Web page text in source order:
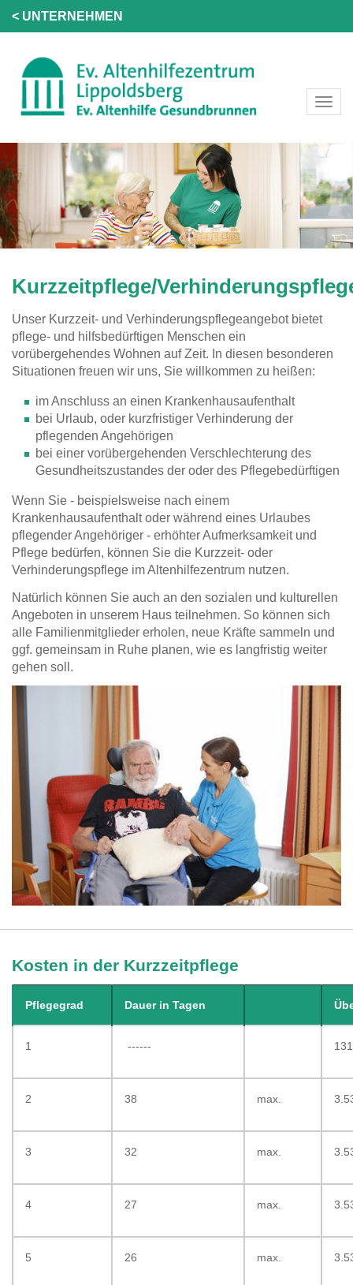
< UNTERNEHMEN
Kurzzeitpflege/
Unser Kurzzeit- und Verhinderungspflegeangebot bietet
pflege- und hilfsbedürftigen Menschen ein
vorübergehendes Wohnen auf Zeit. In diesen besonderen
Situationen freuen wir uns, Sie willkommen zu heißen:
im Anschluss an einen Krankenhausaufenthalt
bei Urlaub, oder kurzfristiger Verhinderung der
pflegenden Angehörigen
bei einer vorübergehenden Verschlechterung des
Gesundheitszustandes der oder des Pflegebedürftigen
Wenn Sie - beispielsweise nach einem
Krankenhausaufenthalt oder während eines Urlaubes
pflegender Angehöriger - erhöhter Aufmerksamkeit und
Pflege bedürfen, können Sie die Kurzzeit- oder
Verhinderungspflege im Altenhilfezentrum nutzen.
Natürlich können Sie auch an den sozialen und kulturellen
Angeboten in unserem Haus teilnehmen. So können sich
alle Familienmitglieder erholen, neue Kräfte sammeln und
ggf. gemeinsam in Ruhe planen, wie es langfristig weiter
gehen soll.
Kosten in der Kurzzeitpflege
Pflegegrad Dauer in Tagen
1 ------
2 38 max.
3 32 max.
4 27 max.
5 26 max.